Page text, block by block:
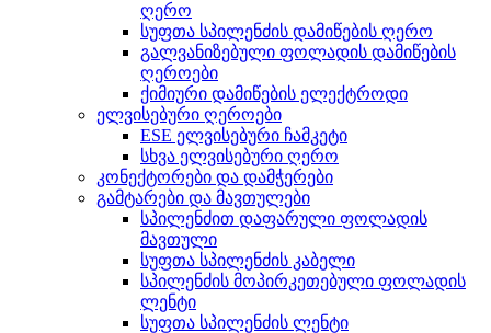
ღერო
სუფთა სპილენძის დამიწების ღერო
გალვანიზებული ფოლადის დამიწების
ღეროები
ქიმიური დამიწების ელექტროდი
ელვისებური ღეროები
ESE ელვისებური ჩამკეტი
სხვა ელვისებური ღერო
კონექტორები და დამჭერები
გამტარები და მავთულები
სპილენძით დაფარული ფოლადის
მავთული
სუფთა სპილენძის კაბელი
სპილენძის მოპირკეთებული ფოლადის
ლენტი
სუფთა სპილენძის ლენტი